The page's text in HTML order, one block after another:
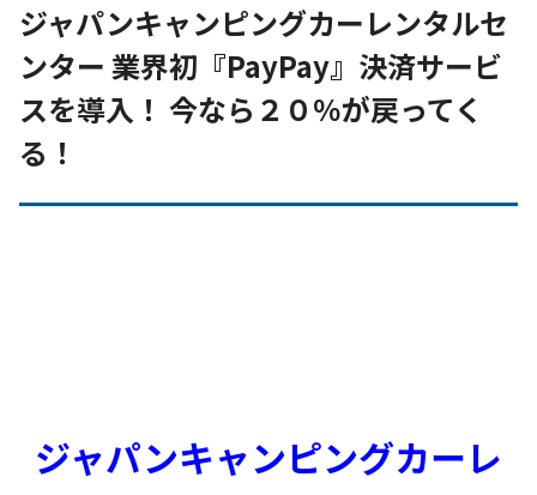
ジャパンキャンピングカーレンタルセ
ンター 業界初『PayPay』決済サービ
スを導入！ 今なら２０％が戻ってく
る！
ジャパンキャンピングカーレ